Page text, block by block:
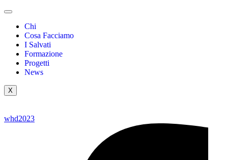
Chi
Cosa Facciamo
I Salvati
Formazione
Progetti
News
X
whd2023